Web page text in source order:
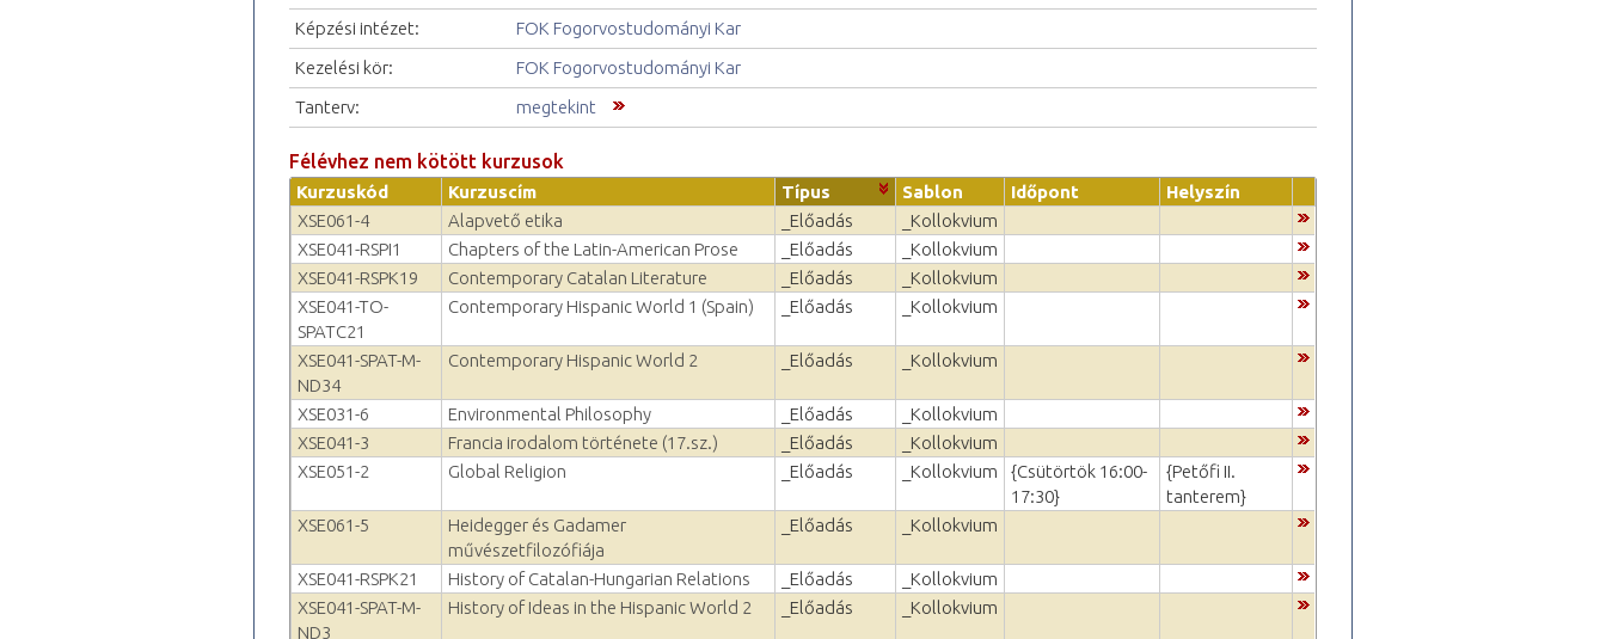
Képzési intézet:
FOK Fogorvostudományi Kar
Kezelési kör:
FOK Fogorvostudományi Kar
Tanterv:
megtekint
Félévhez nem kötött kurzusok
Kurzuskód Kurzuscím Típus Sablon Időpont
Helyszín
XSE061-4
Alapvető etika _Előadás
_Kollokvium
XSE041-RSPI1
Chapters of the Latin-American Prose _Előadás
_Kollokvium
XSE041-RSPK19
Contemporary Catalan Literature _Előadás
_Kollokvium
XSE041-TO-
SPATC21
Contemporary Hispanic World 1 (Spain) _Előadás _Kollokvium
XSE041-SPAT-M-
ND34
Contemporary Hispanic World 2 _Előadás _Kollokvium
XSE031-6 Environmental Philosophy _Előadás
_Kollokvium
XSE041-3
Francia irodalom története (17.sz.) _Előadás
_Kollokvium
XSE051-2
Global Religion _Előadás _Kollokvium
{Csütörtök 16:00-
17:30}
{Petőfi II.
tanterem}
XSE061-5
Heidegger és Gadamer
művészetfilozófiája
_Előadás _Kollokvium
XSE041-RSPK21 History of Catalan-Hungarian Relations _Előadás
_Kollokvium
XSE041-SPAT-M-
ND3
History of Ideas in the Hispanic World 2 _Előadás _Kollokvium